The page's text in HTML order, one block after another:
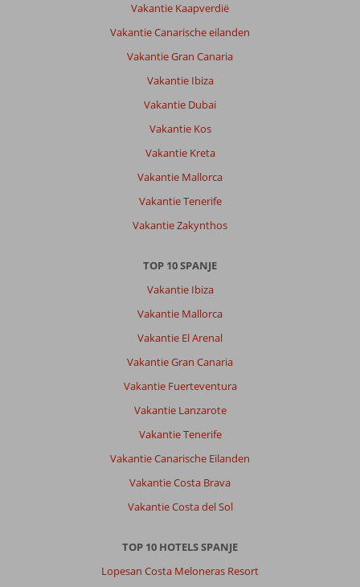
Vakantie Kaapverdië
Vakantie Canarische eilanden
Vakantie Gran Canaria
Vakantie Ibiza
Vakantie Dubai
Vakantie Kos
Vakantie Kreta
Vakantie Mallorca
Vakantie Tenerife
Vakantie Zakynthos
TOP 10 SPANJE
Vakantie Ibiza
Vakantie Mallorca
Vakantie El Arenal
Vakantie Gran Canaria
Vakantie Fuerteventura
Vakantie Lanzarote
Vakantie Tenerife
Vakantie Canarische Eilanden
Vakantie Costa Brava
Vakantie Costa del Sol
TOP 10 HOTELS SPANJE
Lopesan Costa Meloneras Resort